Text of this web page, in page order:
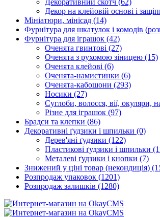
Декоративний скотч (62)
Декор на клейовій основі і
Мініатюри, мінісад (14)
Фурнітура для шкатулок і комодів
Фурнітура для іграшок (42)
Оченята гвинтові (27)
Оченята з рухомою зіницею (15)
Оченята клейові (6)
Оченята-намистинки (6)
Оченята-кабошони (293)
Носики (27)
Суглоби, волосся, вії, окуляри,
Різне для іграшок (97)
Брадси та клепки (86)
Декоративні ґудзики і шпильки (0)
Дерев'яні ґудзики (122)
Пластикові ґудзики і шпильки
Металеві ґудзики і кнопки (7)
Знижений у ціні товар (некондиція)
Розпродаж упаковок (1201)
Розпродаж залишків (1280)